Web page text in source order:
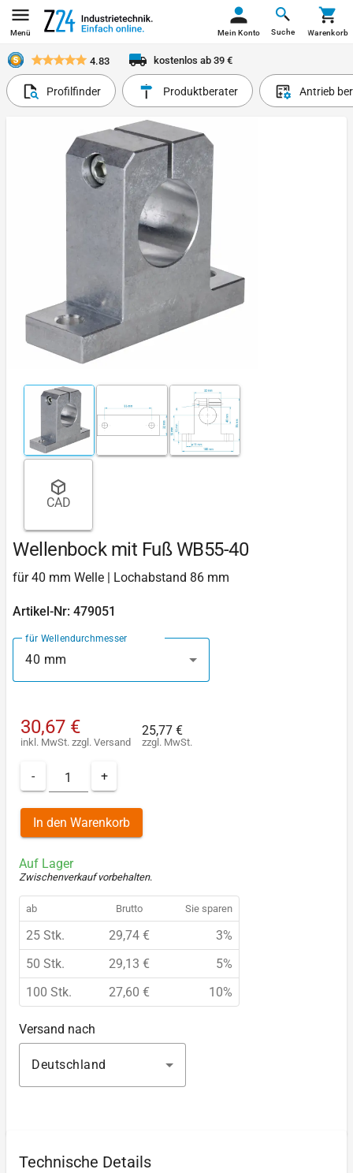
Menü Suche
Mein Konto Warenkorb
4.83 kostenlos ab 39 €
Profilfinder Produktberater Antrieb
CAD
Wellenbock mit Fuß WB55-40
für 40 mm Welle | Lochabstand 86 mm
Artikel-Nr: 479051
für Wellendurchmesser
40 mm
30,67 €
inkl. MwSt. zzgl. Versand
25,77 €
zzgl. MwSt.
- +
In den Warenkorb
Auf Lager
Zwischenverkauf vorbehalten.
ab Brutto Sie sparen
25 Stk. 29,74 €
3%
50 Stk.
29,13 €
5%
100 Stk.
27,60 € 10%
Versand nach
Deutschland
Technische Details